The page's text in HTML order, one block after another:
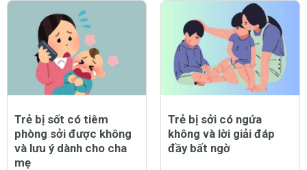
Trẻ bị sốt có tiêm
phòng sởi được không
và lưu ý dành cho cha
mẹ
Trẻ bị sởi có ngứa
không và lời giải đáp
đầy bất ngờ